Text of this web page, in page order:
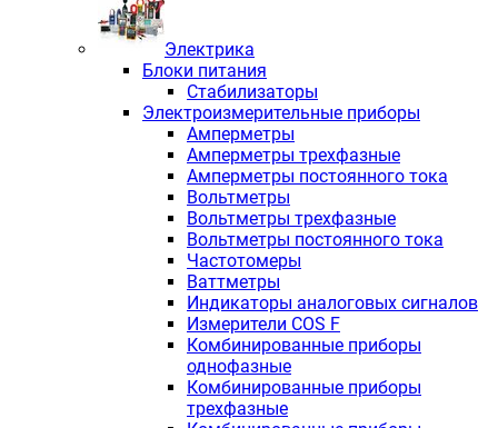
Электрика
Блоки питания
Стабилизаторы
Электроизмерительные приборы
Амперметры
Амперметры трехфазные
Амперметры постоянного тока
Вольтметры
Вольтметры трехфазные
Вольтметры постоянного тока
Частотомеры
Ваттметры
Индикаторы аналоговых сигналов
Измерители COS F
Комбинированные приборы
однофазные
Комбинированные приборы
трехфазные